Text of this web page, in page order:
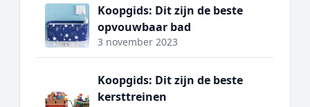
Koopgids: Dit zijn de beste
opvouwbaar bad
3 november 2023
Koopgids: Dit zijn de beste
kersttreinen